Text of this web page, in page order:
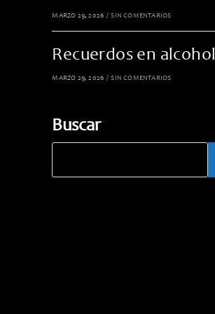
MARZO 29, 2026 / SIN COMENTARIOS
Recuerdos en alcohol
MARZO 29, 2026 / SIN COMENTARIOS
Buscar